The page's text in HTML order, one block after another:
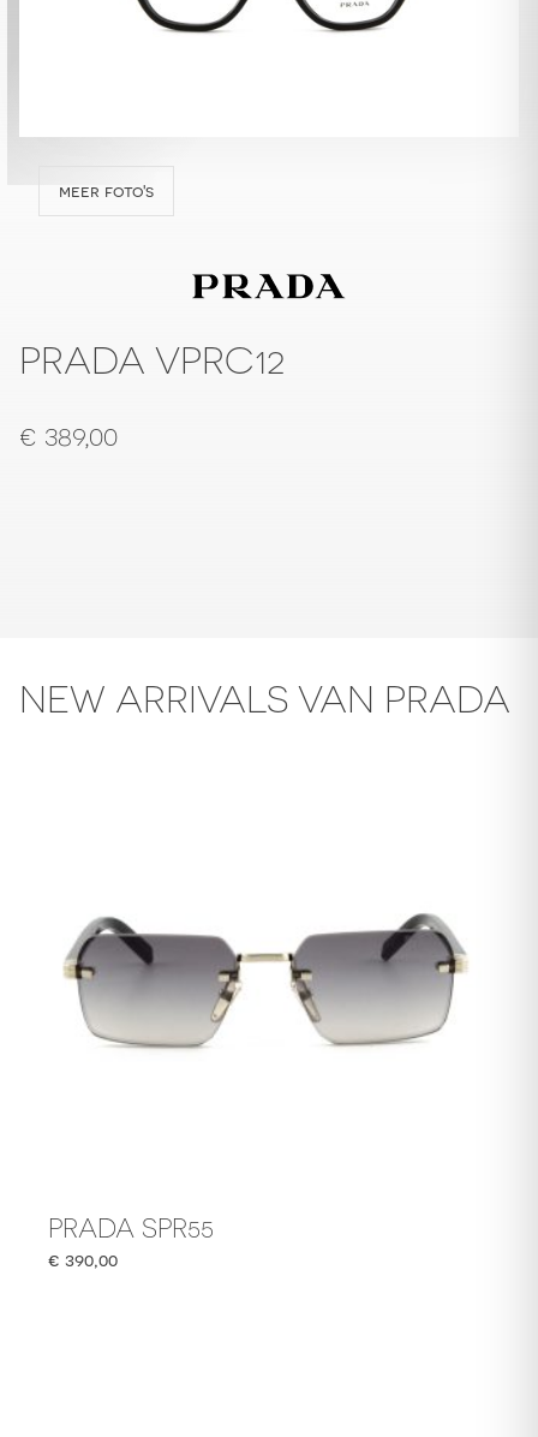
meer foto's
PRADA VPRC12
€ 389,00
NEW ARRIVALS VAN PRADA
PRADA SPR55
€ 390,00